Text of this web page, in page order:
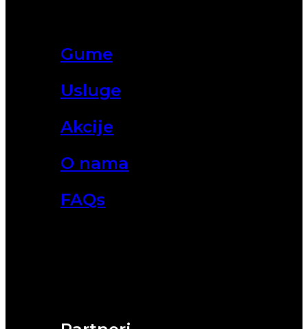
Gume
Usluge
Akcije
O nama
FAQs